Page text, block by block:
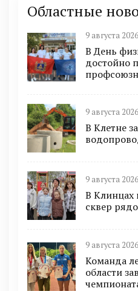
Областные
9 августа
В День
достойно
9 августа
В Клетне
9 августа
В Клинцах
сквер
9 августа
Команда
области